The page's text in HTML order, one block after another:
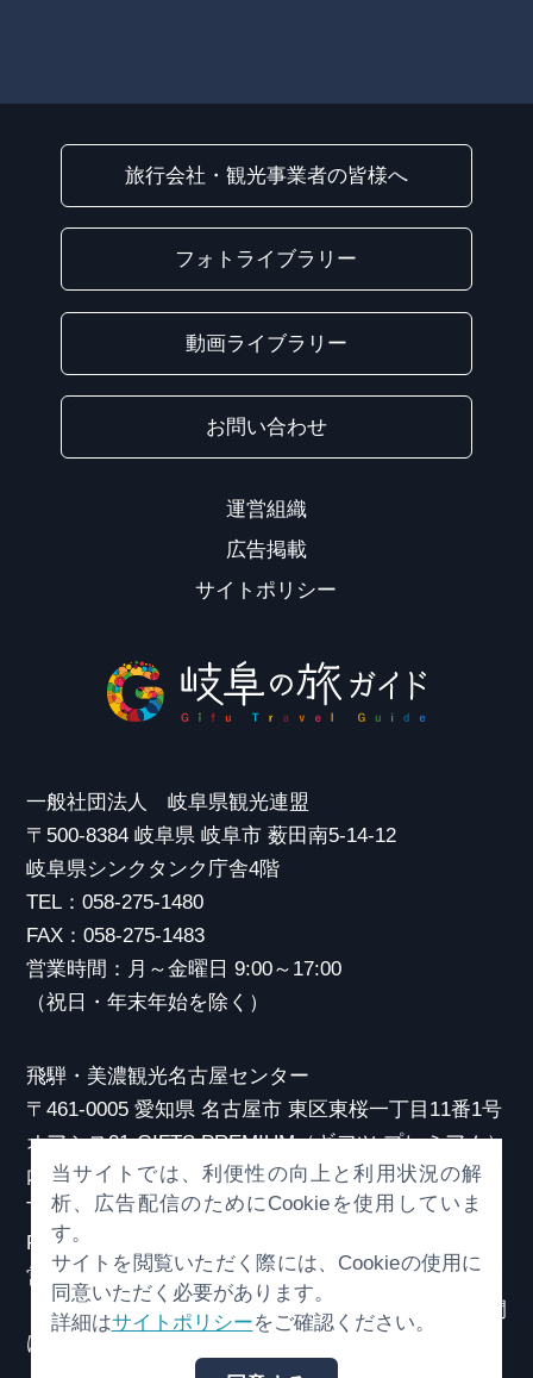
旅行会社・観光事業者の皆様へ
フォトライブラリー
動画ライブラリー
お問い合わせ
運営組織
広告掲載
サイトポリシー
一般社団法人 岐阜県観光連盟
〒500-8384 岐阜県 岐阜市 薮田南5-14-12
岐阜県シンクタンク庁舎4階
TEL：058-275-1480
FAX：058-275-1483
営業時間：月～金曜日 9:00～17:00
（祝日・年末年始を除く）
飛騨・美濃観光名古屋センター
〒461-0005 愛知県 名古屋市 東区東桜一丁目11番1号
オアシス21 GIFTS PREMIUM（ギフツ プレミアム）
内
TEL：052-253-6185
FAX：052-253-6186
営業時間：10:00～21:00
（原則、元日を除き年中無休）※観光相談対応時間
は18:30まで
当サイトでは、利便性の向上と利用状況の解
析、広告配信のためにCookieを使用していま
す。
サイトを閲覧いただく際には、Cookieの使用に
同意いただく必要があります。
詳細はサイトポリシーをご確認ください。